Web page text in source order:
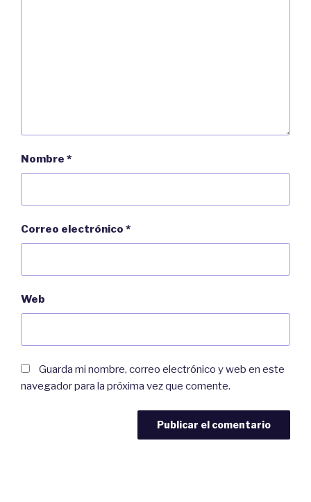
Nombre *
Correo electrónico *
Web
Guarda mi nombre, correo electrónico y web en este
navegador para la próxima vez que comente.